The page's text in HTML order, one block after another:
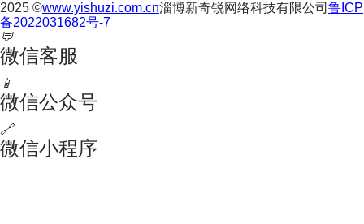
2025 ©www.yishuzi.com.cn淄博新奇锐网络科技有限公司 鲁ICP
备2022031682号-7
💬
微信客服
📱
微信公众号
🔗
微信小程序